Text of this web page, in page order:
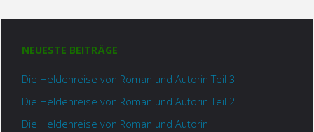
NEUESTE BEITRÄGE
Die Heldenreise von Roman und Autorin Teil 3
Die Heldenreise von Roman und Autorin Teil 2
Die Heldenreise von Roman und Autorin